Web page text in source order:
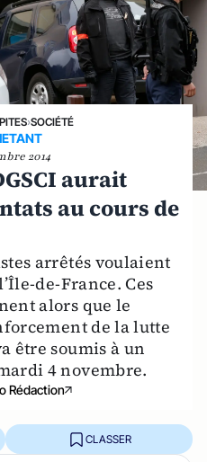
›SOCIÉTÉ
2014
aurait
au cours de
arrêtés voulaient
de-France. Ces
alors que le
de la lutte
être soumis à un
4 novembre.
Rédaction
CLASSER